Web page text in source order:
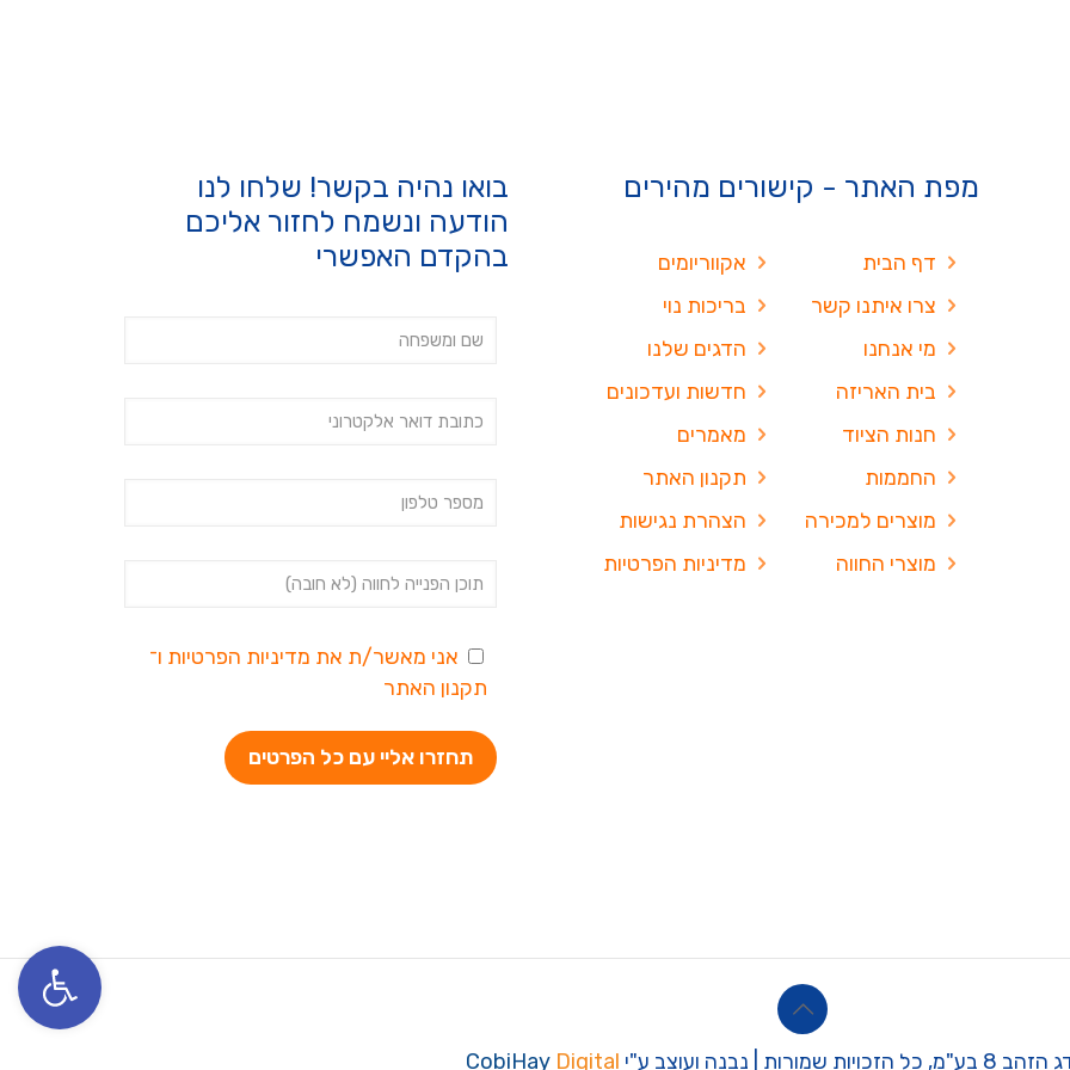
פתח סרגל
מפת האתר - קישורים מהירים
אקווריומים
בריכות נוי
הדגים שלנו
חדשות ועדכונים
מאמרים
תקנון האתר
הצהרת נגישות
מדיניות הפרטיות
דף הבית
צרו איתנו קשר
מי אנחנו
בית האריזה
חנות הציוד
החממות
מוצרים למכירה
מוצרי החווה
בואו נהיה בקשר! שלחו לנו
הודעה ונשמח לחזור אליכם
בהקדם האפשרי
אני מאשר/ת את מדיניות הפרטיות ו־
תקנון האתר
שמורות | נבנה ועוצב ע"י CobiHay Digital